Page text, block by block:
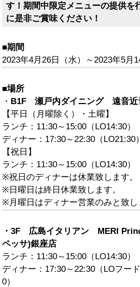
す！期間中限定メニューの提供を
に是非ご賞味ください！
■期間
2023年4月26日（水）～2023年5月
■場所
・ B1F 瀬戸内ダイニング 遠音近
【平日（月曜除く）・土曜】
ランチ：11:30～15:00（LO14:30）
ディナー：17:30～22:30（LO21:30）
【祝日】
ランチ：11:30～15:00（LO14:30）
※祝日のディナーは休業致します。
※日曜日は終日休業致します。
※月曜日はディナー営業のみと致し
・3F 広島イタリアン MERI
ペッサ)銀座店
ランチ：11:30～15:00（LO14:30）
ディナー：17:30～22:30（LOフー
0）